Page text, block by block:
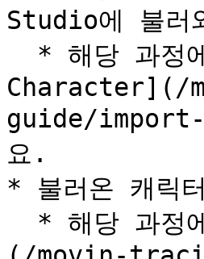
Studio에 불러
Character](/
guide/import-
요.
* 불러온 캐릭